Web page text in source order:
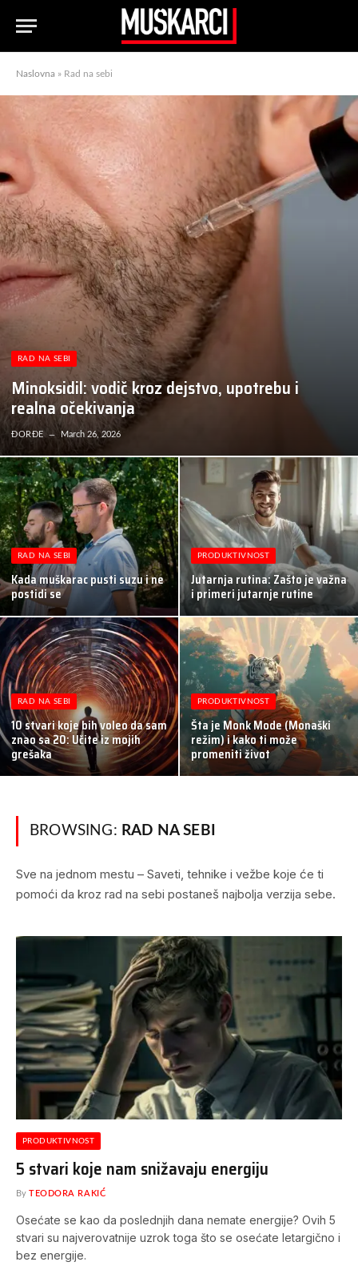
Naslovna » Rad na sebi
RAD NA SEBI
Minoksidil: vodič kroz dejstvo, upotrebu i
realna očekivanja
ĐORĐE March 26, 2026
RAD NA SEBI
Kada muškarac pusti suzu i ne
postidi se
PRODUKTIVNOST
Jutarnja rutina: Zašto je važna
i primeri jutarnje rutine
RAD NA SEBI
10 stvari koje bih voleo da sam
znao sa 20: Učite iz mojih
grešaka
PRODUKTIVNOST
Šta je Monk Mode (Monaški
režim) i kako ti može
promeniti život
BROWSING: RAD NA SEBI
Sve na jednom mestu – Saveti, tehnike i vežbe koje će ti
pomoći da kroz rad na sebi postaneš najbolja verzija sebe.
PRODUKTIVNOST
5 stvari koje nam snižavaju energiju
By TEODORA RAKIĆ
Osećate se kao da poslednjih dana nemate energije? Ovih 5
stvari su najverovatnije uzrok toga što se osećate letargično i
bez energije.